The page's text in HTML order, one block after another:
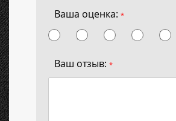
Ваша оценка: *
Ваш отзыв: *